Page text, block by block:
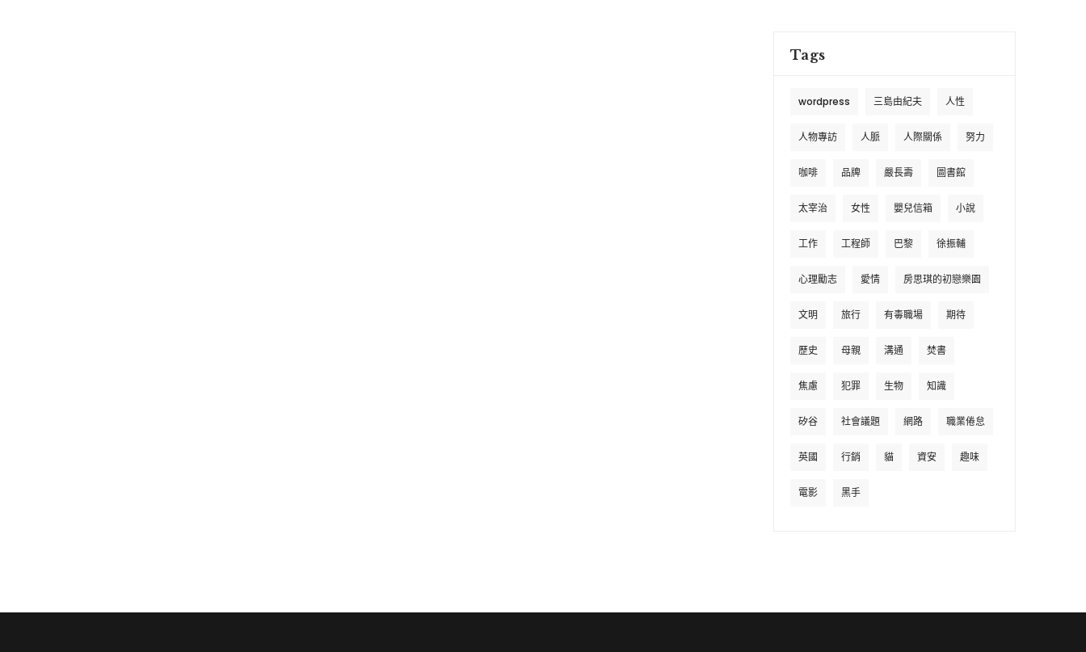
Tags
wordpress 三島由紀夫 人性
人物專訪 人脈 人際關係 努力
咖啡 品牌 嚴長壽 圖書館
太宰治 女性 嬰兒信箱 小說
工作 工程師 巴黎 徐振輔
心理勵志 愛情 房思琪的初戀樂園
文明 旅行 有毒職場 期待
歷史 母親 溝通 焚書
焦慮 犯罪 生物 知識
矽谷 社會議題 網路 職業倦怠
英國 行銷 貓 資安 趣味
電影 黑手